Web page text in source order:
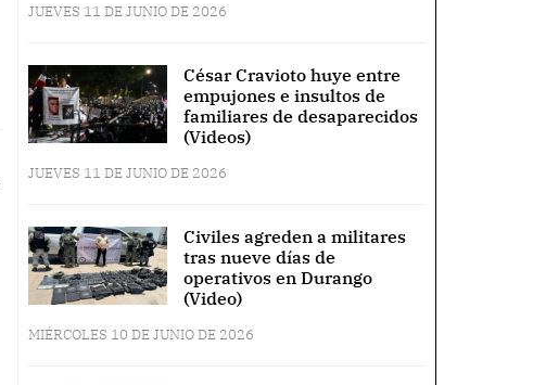
JUEVES 11 DE JUNIO DE 2026
César Cravioto huye entre
empujones e insultos de
familiares de desaparecidos
(Videos)
JUEVES 11 DE JUNIO DE 2026
Civiles agreden a militares
tras nueve días de
operativos en Durango
(Video)
MIÉRCOLES 10 DE JUNIO DE 2026